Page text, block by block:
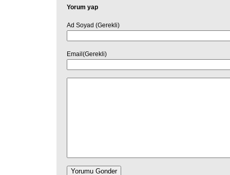
Yorum yap
Ad Soyad (Gerekli)
Email(Gerekli)